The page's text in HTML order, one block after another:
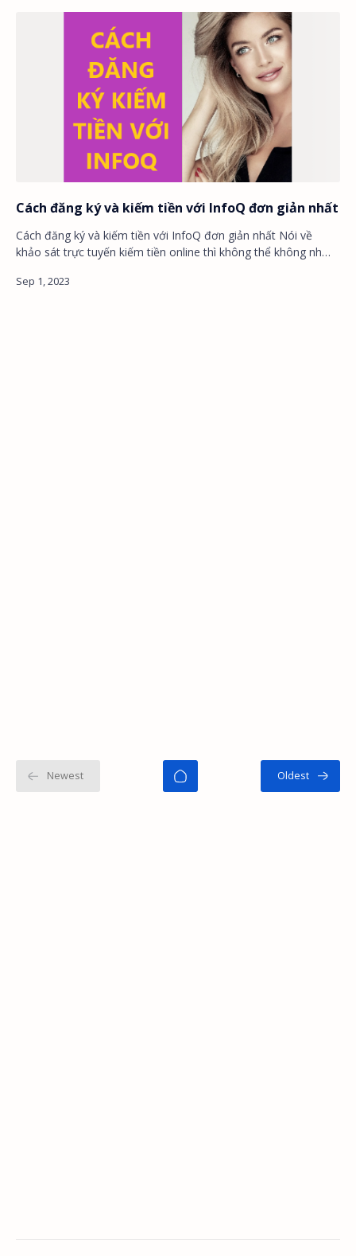
Cách đăng ký và kiếm tiền với InfoQ đơn giản nhất
Cách đăng ký và kiếm tiền với InfoQ đơn giản nhất Nói về
khảo sát trực tuyến kiếm tiền online thì không thể không nh…